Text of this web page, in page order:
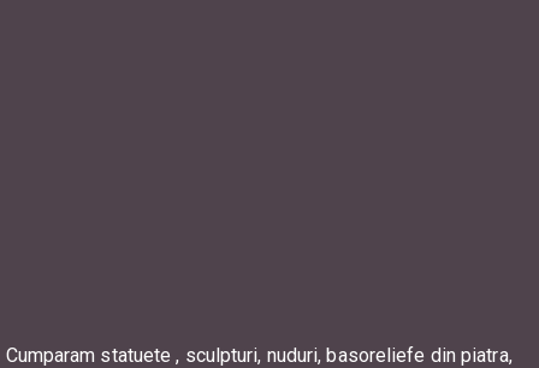
Cumparam statuete , sculpturi, nuduri, basoreliefe din piatra,